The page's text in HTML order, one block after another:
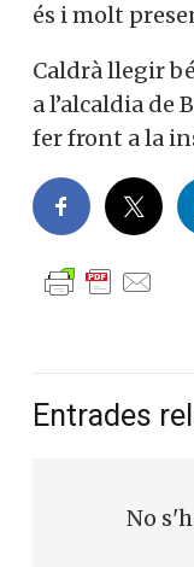
és i molt
Caldrà llegir
a l’alcaldia de
fer front a la
Entrades
No